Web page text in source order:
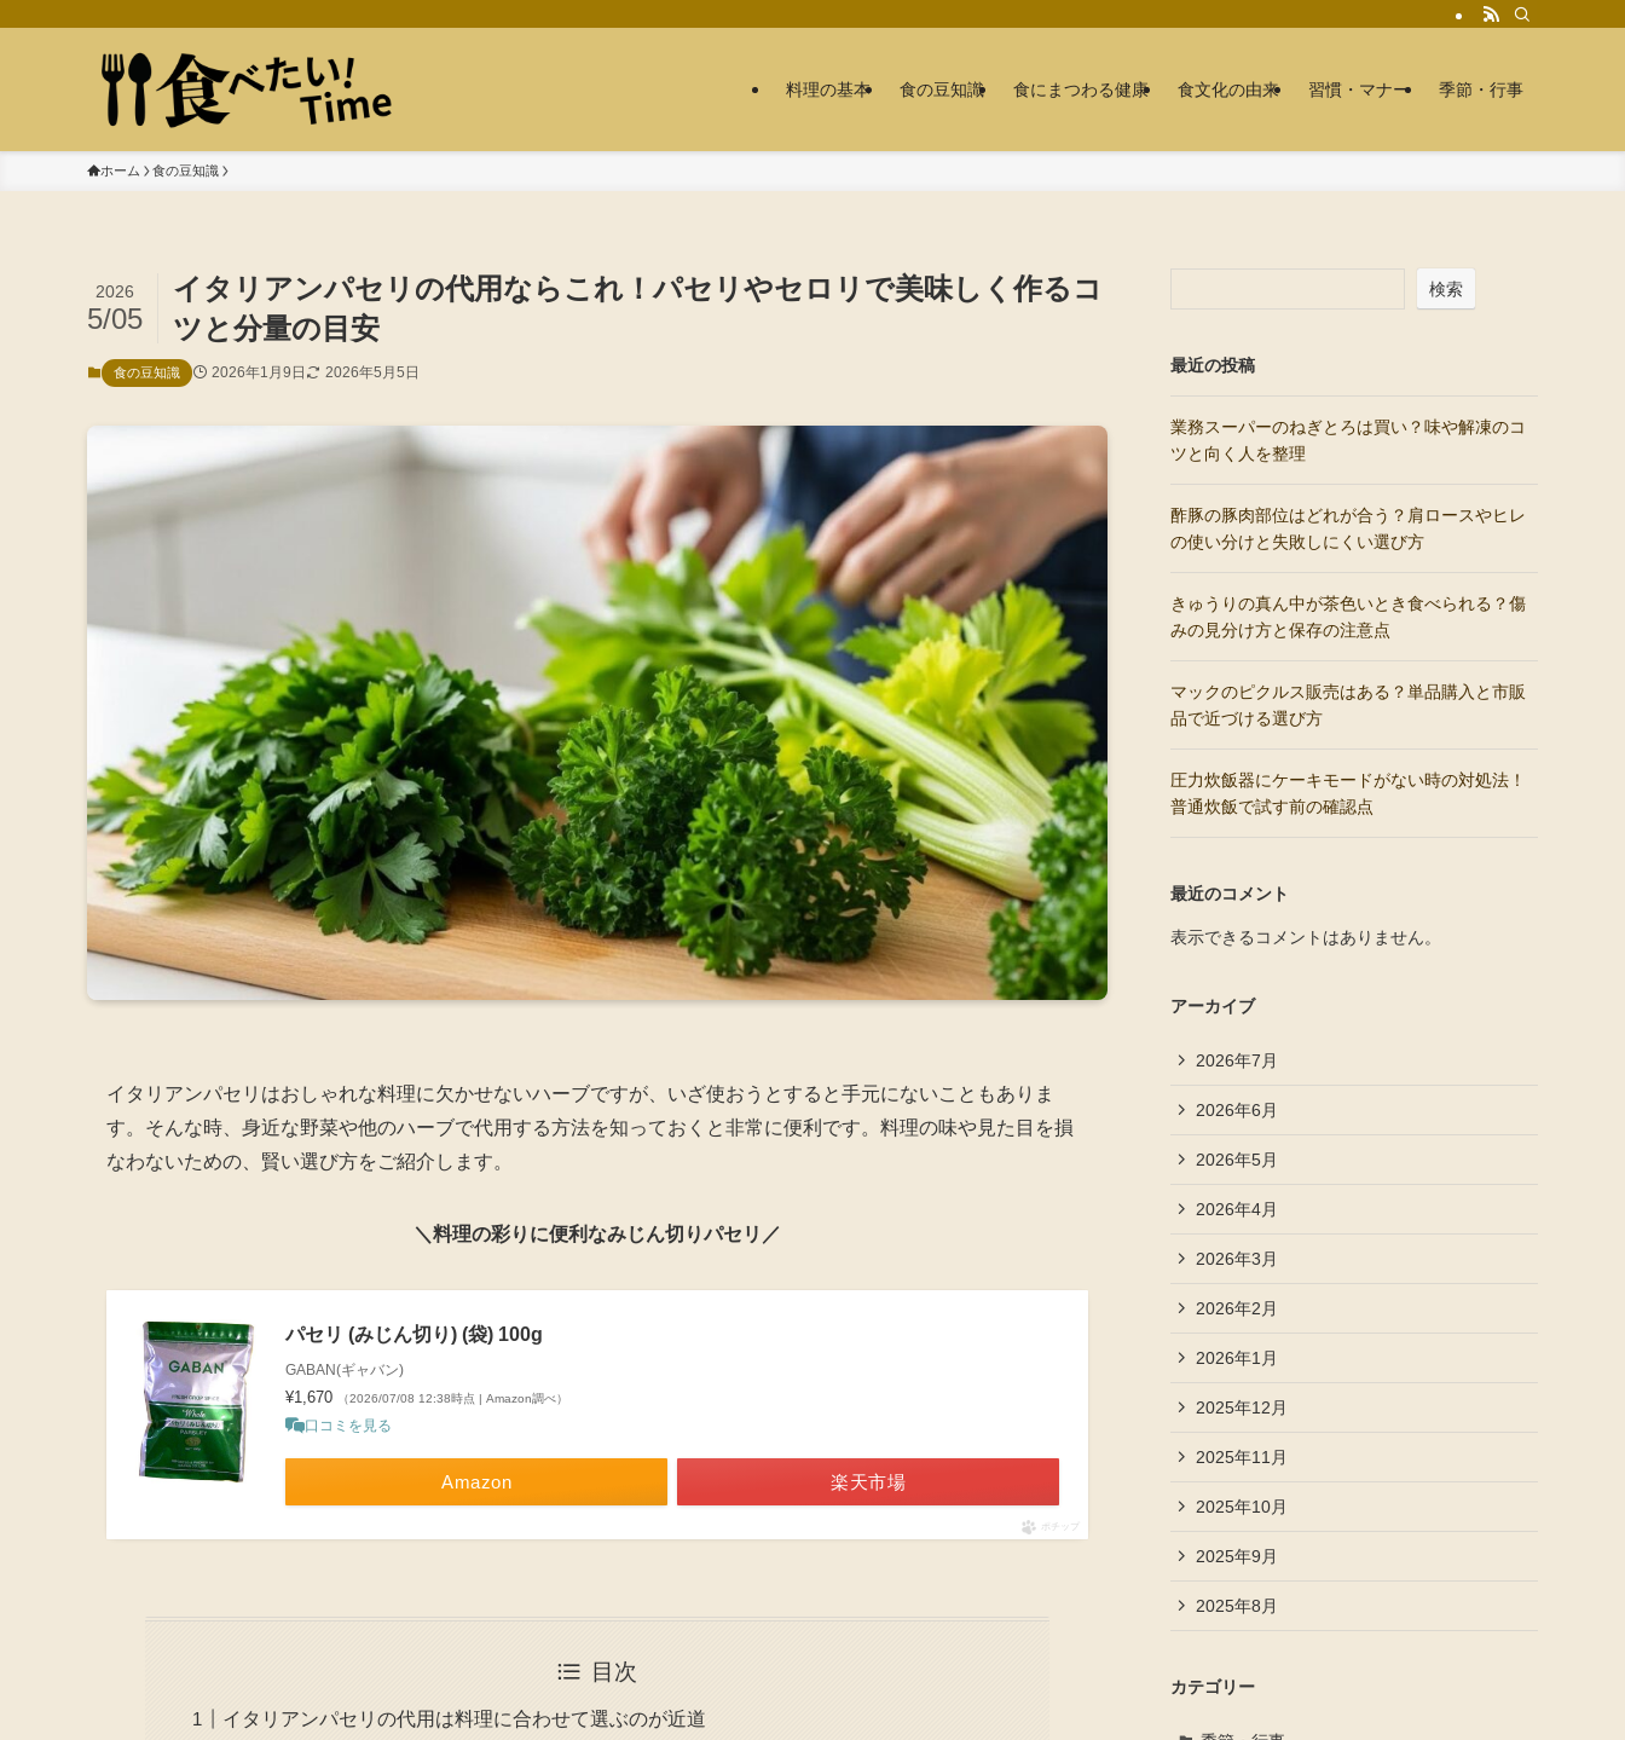
料理の基本 食の豆知識 食にまつわる健康 食文化の由来 習慣・マナー 季節・行事
ホーム 食の豆知識
イタリアンパセリの代用ならこれ！パセリやセロリで美味しく作るコ
ツと分量の目安
2026
5/05
食の豆知識 2026年1月9日 2026年5月5日
イタリアンパセリはおしゃれな料理に欠かせないハーブですが、いざ使おうとすると手元にないこともありま
す。そんな時、身近な野菜や他のハーブで代用する方法を知っておくと非常に便利です。料理の味や見た目を損
なわないための、賢い選び方をご紹介します。
＼料理の彩りに便利なみじん切りパセリ／
パセリ (みじん切り) (袋) 100g
GABAN(ギャバン)
¥1,670 （2026/07/08 12:38時点 | Amazon調べ）
口コミを見る
Amazon 楽天市場
ポチップ
目次
イタリアンパセリの代用は料理に合わせて選ぶのが近道
検索
最近の投稿
業務スーパーのねぎとろは買い？味や解凍のコ
ツと向く人を整理
酢豚の豚肉部位はどれが合う？肩ロースやヒレ
の使い分けと失敗しにくい選び方
きゅうりの真ん中が茶色いとき食べられる？傷
みの見分け方と保存の注意点
マックのピクルス販売はある？単品購入と市販
品で近づける選び方
圧力炊飯器にケーキモードがない時の対処法！
普通炊飯で試す前の確認点
最近のコメント
表示できるコメントはありません。
アーカイブ
2026年7月
2026年6月
2026年5月
2026年4月
2026年3月
2026年2月
2026年1月
2025年12月
2025年11月
2025年10月
2025年9月
2025年8月
カテゴリー